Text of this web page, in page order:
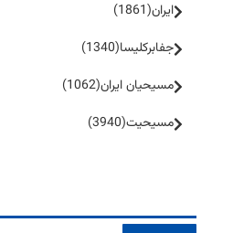
ایران(1861)
جفا‌بر‌کلیسا(1340)
مسیحیان ایران(1062)
مسیحیت(3940)